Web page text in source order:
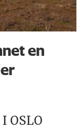
en
OSLO